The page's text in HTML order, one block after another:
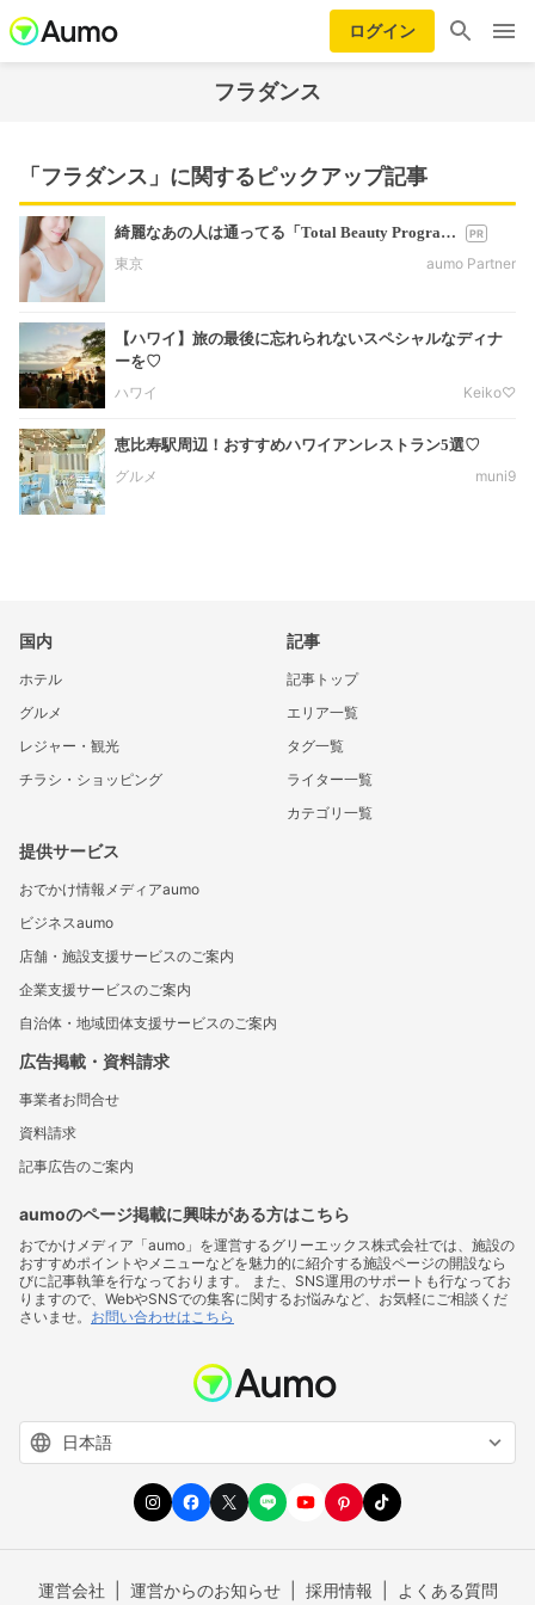
ログイン
フラダンス
「フラダンス」に関するピックアップ記事
綺麗なあの人は通ってる「Total Beauty Progra…
東京
aumo Partner
【ハワイ】旅の最後に忘れられないスペシャルなディナ
ーを♡
ハワイ
Keiko♡
恵比寿駅周辺！おすすめハワイアンレストラン5選♡
グルメ
muni9
国内
ホテル
グルメ
レジャー・観光
チラシ・ショッピング
記事
記事トップ
エリア一覧
タグ一覧
ライター一覧
カテゴリ一覧
提供サービス
おでかけ情報メディアaumo
ビジネスaumo
店舗・施設支援サービスのご案内
企業支援サービスのご案内
自治体・地域団体支援サービスのご案内
広告掲載・資料請求
事業者お問合せ
資料請求
記事広告のご案内
aumoのページ掲載に興味がある方はこちら
おでかけメディア「aumo」を運営するグリーエックス株式会社では、施設の
おすすめポイントやメニューなどを魅力的に紹介する施設ページの開設なら
びに記事執筆を行なっております。 また、SNS運用のサポートも行なってお
りますので、WebやSNSでの集客に関するお悩みなど、お気軽にご相談くだ
さいませ。 お問い合わせはこちら
運営会社 運営からのお知らせ 採用情報 よくある質問